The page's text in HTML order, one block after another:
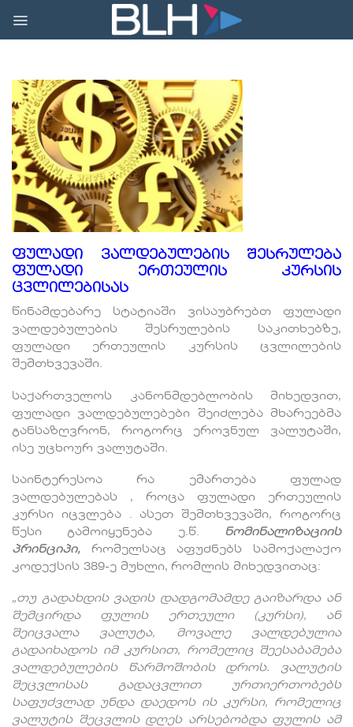
content
ფულადი ვალდებულების შესრულება
ფულადი ერთეულის კურსის
ცვლილებისას
წინამდებარე სტატიაში ვისაუბრებთ ფულადი
ვალდებულების შესრულების საკითხებზე,
ფულადი ერთეულის კურსის ცვლილების
შემთხვევაში.
საქართველოს კანონმდებლობის მიხედვით,
ფულადი ვალდებულებები შეიძლება მხარეებმა
განსაზღვრონ, როგორც ეროვნულ ვალუტაში,
ისე უცხოურ ვალუტაში.
საინტერესოა რა ემართება ფულად
ვალდებულებას , როცა ფულადი ერთეულის
კურსი იცვლება . ასეთ შემთხვევაში, როგორც
წესი გამოიყენება ე.წ.
ნომინალიზაციის
პრინციპი, რომელსაც აფუძნებს სამოქალაქო
კოდექსის 389-ე მუხლი, რომლის მიხედვითაც:
„თუ გადახდის ვადის დადგომამდე გაიზარდა ან
შემცირდა
ფულის ერთეული(კურსი), ან
შეიცვალა
ვალუტა, მოვალე
ვალდებულია
გადაიხადოს
იმ კურსით, რომელიც
შეესაბამება
ვალდებულების
წარმოშობის დროს. ვალუტის
შეცვლისას
გადაცვლით
ურთიერთობებს
საფუძვლად
უნდა დაედოს ის კურსი, რომელიც
ვალუტის
შეცვლის დღეს არსებობდა ფულის
ამ